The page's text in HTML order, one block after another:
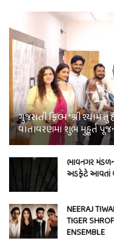
ગુજરાતી ફિલ્મ “શ્રી શ્યામ
વાતાવરણમાં શુભ મુહૂર્ત
ભાવનગર
અડફેટે આવતાં
NEERAJ
TIGER
ENSEMBLE